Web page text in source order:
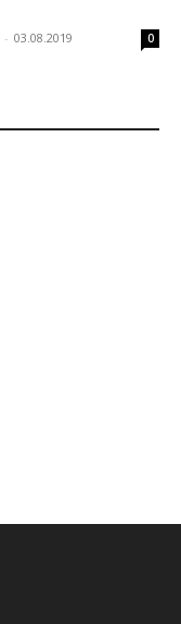
- 03.08.2019 0